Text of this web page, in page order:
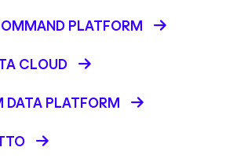
PLATFORM
CLOUD
DATA PLATFORM